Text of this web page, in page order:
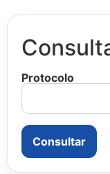
Protocolo
Consultar